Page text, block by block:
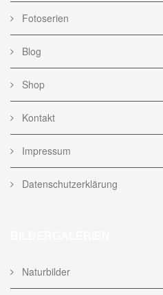
Fotoserien
Blog
Shop
Kontakt
Impressum
Datenschutzerklärung
Naturbilder